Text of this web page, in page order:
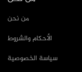
من نحن
الأحكام والشروط
سياسة الخصوصية